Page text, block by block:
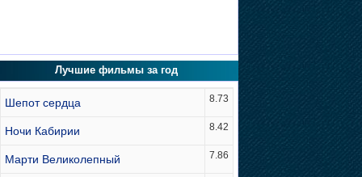
Лучшие фильмы за год
Шепот сердца 8.73
Ночи Кабирии 8.42
Марти Великолепный 7.86